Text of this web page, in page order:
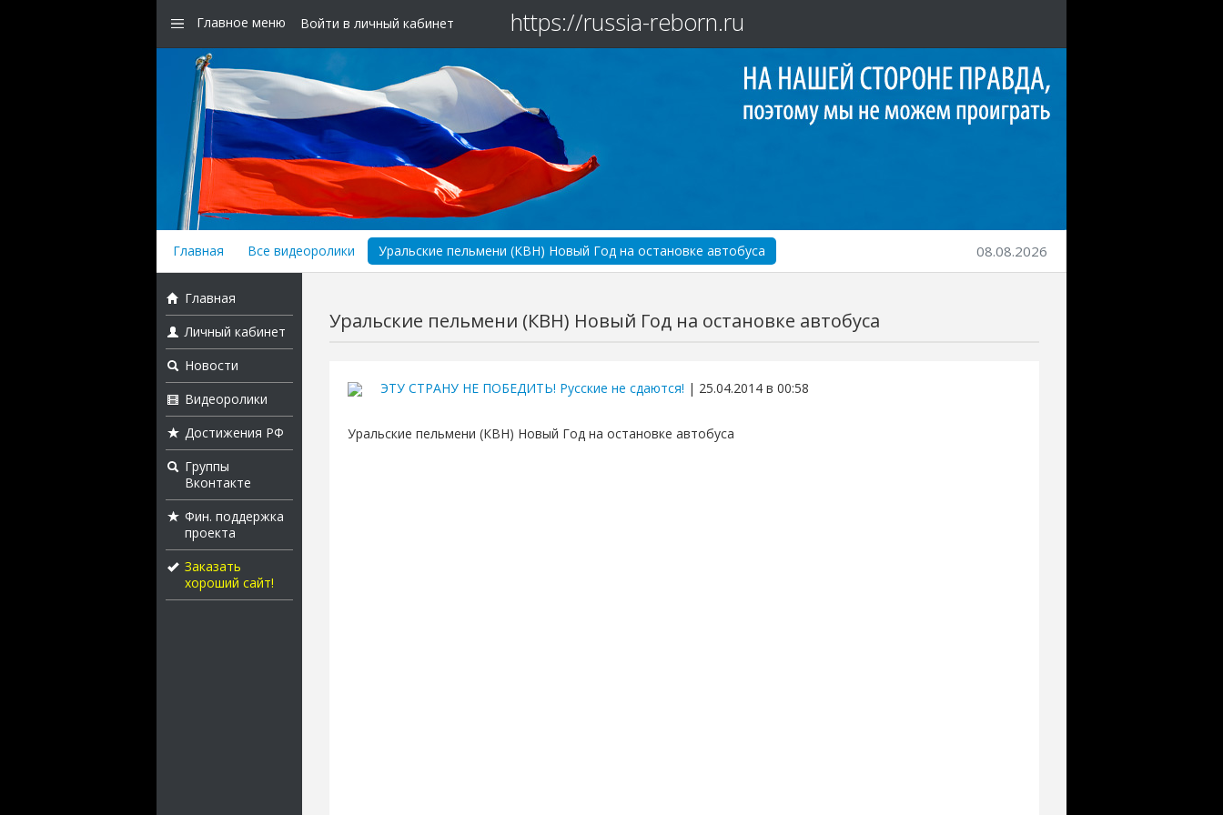
Главное меню Войти в личный кабинет https://russia-reborn.ru
Главная Все видеоролики Уральские пельмени (КВН) Новый Год на остановке автобуса 08.08.2026
Главная
Личный кабинет
Новости
Видеоролики
Достижения РФ
Группы
Вконтакте
Фин. поддержка
проекта
Заказать
хороший сайт!
Уральские пельмени (КВН) Новый Год на остановке автобуса
ЭТУ СТРАНУ НЕ ПОБЕДИТЬ! Русские не сдаются! | 25.04.2014 в 00:58
Уральские пельмени (КВН) Новый Год на остановке автобуса